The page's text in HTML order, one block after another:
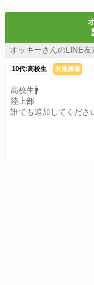
オッキーさんのLINE友
10代:高校生 友達募集
高校生🚹️
陸上部
誰でも追加してくださ